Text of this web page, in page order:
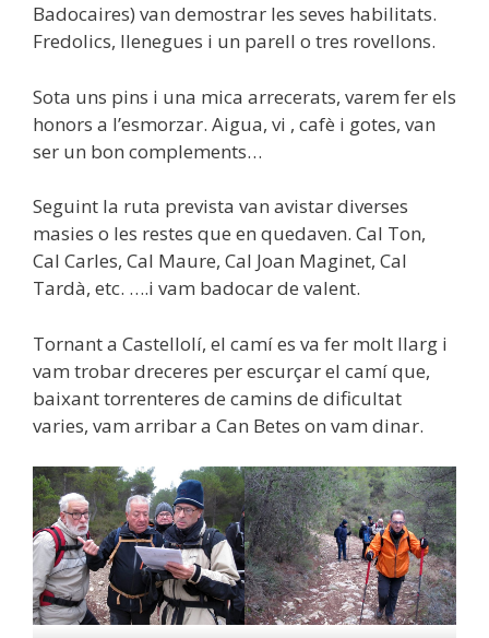
Badocaires) van demostrar les seves habilitats.
Fredolics, llenegues i un parell o tres rovellons.
Sota uns pins i una mica arrecerats, varem fer els
honors a l’esmorzar. Aigua, vi , cafè i gotes, van
ser un bon complements…
Seguint la ruta prevista van avistar diverses
masies o les restes que en quedaven. Cal Ton,
Cal Carles, Cal Maure, Cal Joan Maginet, Cal
Tardà, etc. ….i vam badocar de valent.
Tornant a Castellolí, el camí es va fer molt llarg i
vam trobar dreceres per escurçar el camí que,
baixant torrenteres de camins de dificultat
varies, vam arribar a Can Betes on vam dinar.